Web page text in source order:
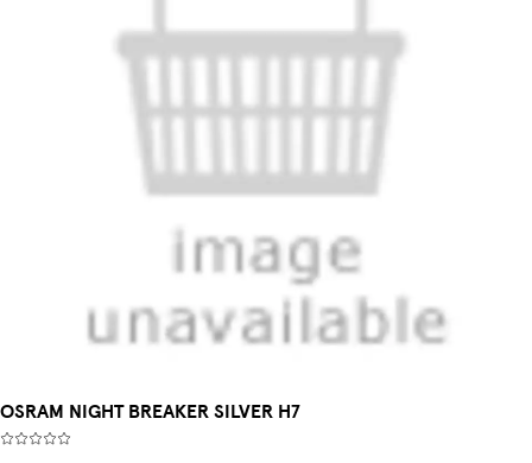
OSRAM NIGHT BREAKER SILVER H7